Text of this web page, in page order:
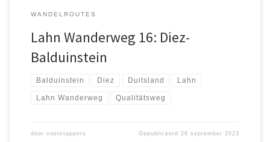
WANDELROUTES
Lahn Wanderweg 16: Diez-
Balduinstein
Balduinstein Diez Duitsland Lahn
Lahn Wanderweg Qualitätsweg
door voetstappers Gepubliceerd26 september 2023